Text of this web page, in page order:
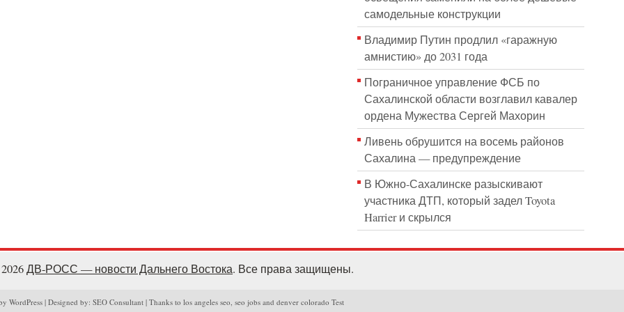
самодельные конструкции
Владимир Путин продлил «гаражную
амнистию» до 2031 года
Пограничное управление ФСБ по
Сахалинской области возглавил кавалер
ордена Мужества Сергей Махорин
Ливень обрушится на восемь районов
Сахалина — предупреждение
В Южно-Сахалинске разыскивают
участника ДТП, который задел Toyota
Harrier и скрылся
ДВ-РОСС — новости Дальнего Востока. Все права защищены.
WordPress | Designed by: SEO Consultant | Thanks to los angeles seo, seo jobs and denver colorado Test